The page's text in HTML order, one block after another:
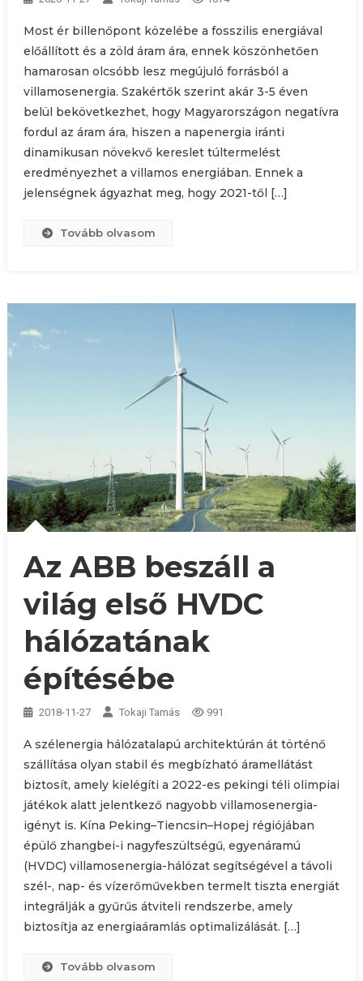
Most ér billenőpont közelébe a fosszilis energiával
előállított és a zöld áram ára, ennek köszönhetően
hamarosan olcsóbb lesz megújuló forrásból a
villamosenergia. Szakértők szerint akár 3-5 éven
belül bekövetkezhet, hogy Magyarországon negatívra
fordul az áram ára, hiszen a napenergia iránti
dinamikusan növekvő kereslet túltermelést
eredményezhet a villamos energiában. Ennek a
jelenségnek ágyazhat meg, hogy 2021-től […]
Tovább olvasom
Az ABB beszáll a
világ első HVDC
hálózatának
építésébe
2018-11-27 Tokaji Tamás 991
A szélenergia hálózatalapú architektúrán át történő
szállítása olyan stabil és megbízható áramellátást
biztosít, amely kielégíti a 2022-es pekingi téli olimpiai
játékok alatt jelentkező nagyobb villamosenergia-
igényt is. Kína Peking–Tiencsin–Hopej régiójában
épülő zhangbei-i nagyfeszültségű, egyenáramú
(HVDC) villamosenergia-hálózat segítségével a távoli
szél-, nap- és vízerőművekben termelt tiszta energiát
integrálják a gyűrűs átviteli rendszerbe, amely
biztosítja az energiaáramlás optimalizálását. […]
Tovább olvasom